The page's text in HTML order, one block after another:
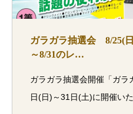
ガラガラ抽選会 8/25(
～8/31のレ…
ガラガラ抽選会開催「ガラ
日(日)～31日(土)に開催い